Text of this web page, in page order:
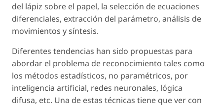
del lápiz sobre el papel, la selección de ecuaciones
diferenciales, extracción del parámetro, análisis de
movimientos y síntesis.
Diferentes tendencias han sido propuestas para
abordar el problema de reconocimiento tales como
los métodos estadísticos, no paramétricos, por
inteligencia artificial, redes neuronales, lógica
difusa, etc. Una de estas técnicas tiene que ver con